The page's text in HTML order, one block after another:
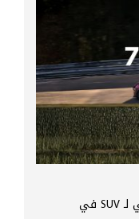
Xiaomi YU7 GT تحطّم الرقم القياسي لـ SUV في